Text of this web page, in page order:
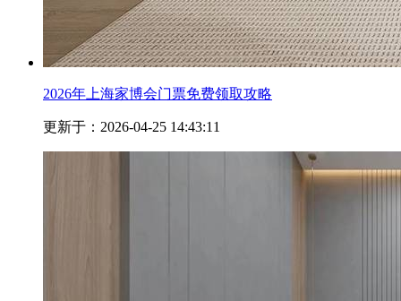
2026年上海家博会门票免费领取攻略
更新于：2026-04-25 14:43:11